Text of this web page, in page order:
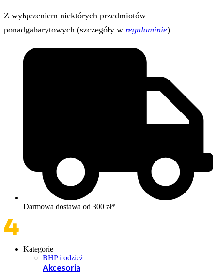
Z wyłączeniem niektórych przedmiotów
ponadgabarytowych (szczegóły w regulaminie)
Darmowa dostawa od 300 zł*
Kategorie
BHP i odzież
Akcesoria